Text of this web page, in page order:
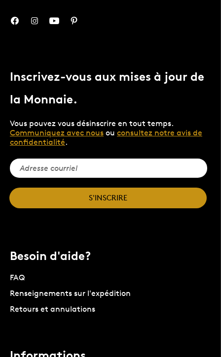
Inscrivez-vous aux mises à jour de
la Monnaie.
Vous pouvez vous désinscrire en tout temps.
Communiquez avec nous ou consultez notre avis de
confidentialité.
S'INSCRIRE
Besoin d'aide?
FAQ
Renseignements sur l'expédition
Retours et annulations